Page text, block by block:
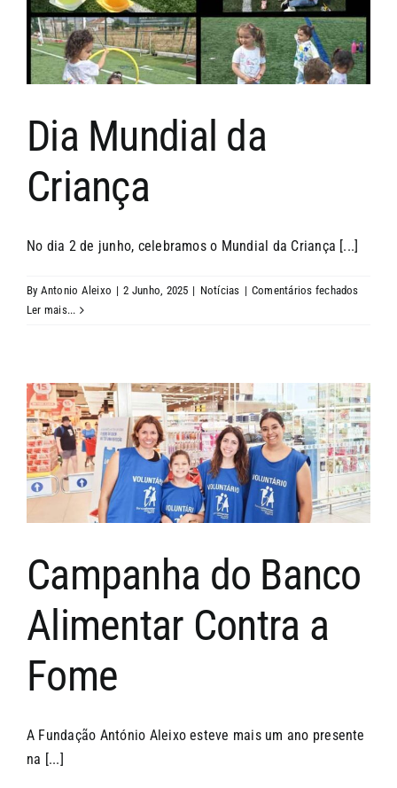
Dia Mundial da
Criança
No dia 2 de junho, celebramos o Mundial da Criança [...]
By Antonio Aleixo | 2 Junho, 2025 | Notícias | Comentários fechadosem
Ler mais...
Campanha do Banco
Alimentar Contra a
Fome
A Fundação António Aleixo esteve mais um ano presente
na [...]